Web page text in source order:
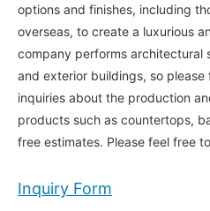
options and finishes, including
overseas, to create a luxurious
company performs architectural
and exterior buildings, so
inquiries about the production
products such as countertops,
free estimates. Please feel free
Inquiry Form